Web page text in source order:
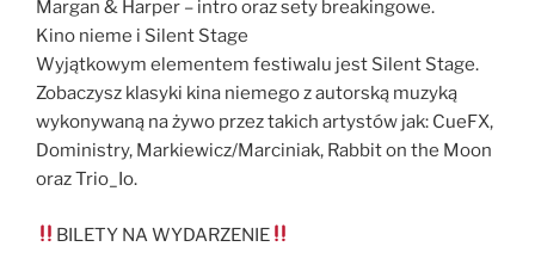
Margan & Harper – intro oraz sety breakingowe.
Kino nieme i Silent Stage
Wyjątkowym elementem festiwalu jest Silent Stage.
Zobaczysz klasyki kina niemego z autorską muzyką
wykonywaną na żywo przez takich artystów jak: CueFX,
Doministry, Markiewicz/Marciniak, Rabbit on the Moon
oraz Trio_Io.
BILETY NA WYDARZENIE